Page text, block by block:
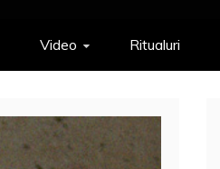
Video Ritualuri